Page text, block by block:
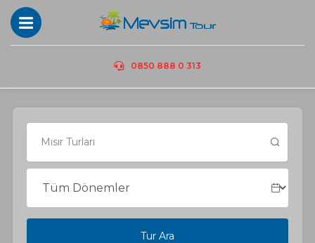
0850 888 0 313
Tur Ara